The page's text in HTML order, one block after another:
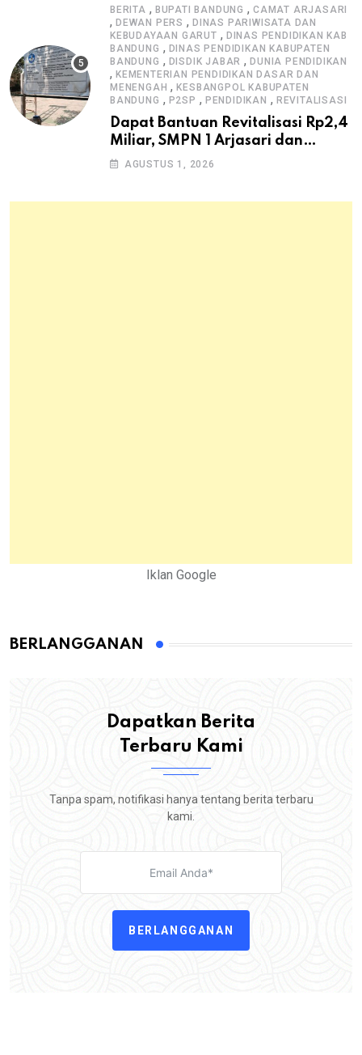
BERITA , BUPATI BANDUNG ,CAMAT ARJASARI
, DEWAN PERS , DINAS PARIWISATA DAN
KEBUDAYAAN GARUT , DINAS PENDIDIKAN KAB
BANDUNG , DINAS PENDIDIKAN KABUPATEN
BANDUNG , DISDIK JABAR ,DUNIA PENDIDIKAN
, KEMENTERIAN PENDIDIKAN DASAR DAN
MENENGAH ,KESBANGPOL KABUPATEN
BANDUNG , P2SP , PENDIDIKAN , REVITALISASI
Dapat Bantuan Revitalisasi Rp2,4
Miliar, SMPN 1 Arjasari dan
Masyarakat Sambut Antusias
AGUSTUS 1, 2026
Iklan Google
BERLANGGANAN
Dapatkan Berita
Terbaru Kami
Tanpa spam, notifikasi hanya tentang berita terbaru
kami.
BERLANGGANAN